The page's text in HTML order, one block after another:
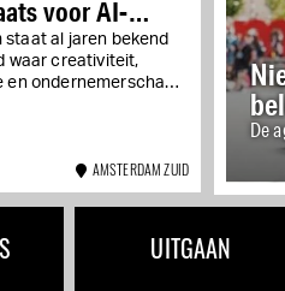
voor AI-
staat al jaren bekend
waar creativiteit,
en ondernemerschap
AMSTERDAM ZUID
De
UITGAAN